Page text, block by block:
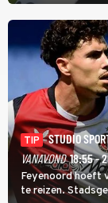
de eindwinnaar
TIP
STUDIO
VANAVOND 18:55 -
Feyenoord hoeft
te reizen.